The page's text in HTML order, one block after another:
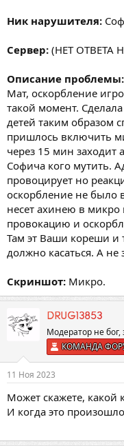
Ник нарушителя:
Сервер: (НЕТ ОТВЕТА
Описание проблемы:
Мат, оскорбление
такой момент.
детей таким образом
пришлось включить
через 15 мин
Софича кого мутить.
провоцирует но
оскорбление не было
несет ахинею в
провокацию и
Там эт Ваши кореши и
должно касаться. А не
Скриншот: Микро.
DRUG13853
Модератор не
КОМАНДА
11 Ноя 2023
Может скажете, какой
И когда это произошло